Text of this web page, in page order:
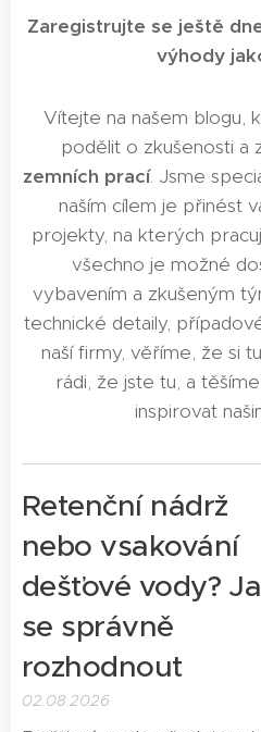
Zaregistrujte se ještě
výhody
Vítejte na našem blogu,
podělit o zkušenosti a
zemních prací. Jsme
naším cílem je přinést
projekty, na kterých
všechno je možné
vybavením a zkušeným
technické detaily,
naší firmy, věříme, že si
rádi, že jste tu, a
inspirovat
Retenční nádrž
nebo vsakování
dešťové vody?
se správně
rozhodnout
02.08.2026